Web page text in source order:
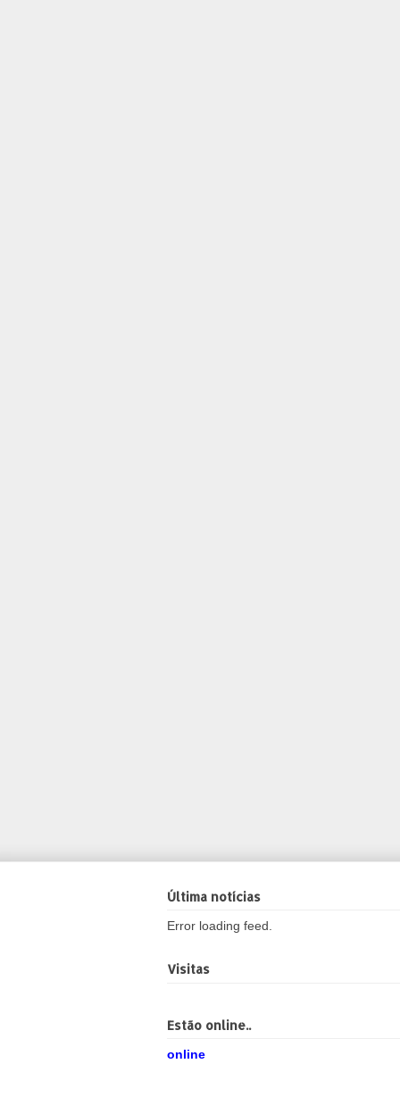
Última notícias
Error loading feed.
Visitas
Estão online..
online